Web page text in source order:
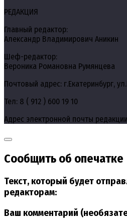
РЕДАКЦИЯ
Главный редактор:
Александр Владимирович Аникин
Шеф-редактор:
Вероника Романовна Румянцева
Почтовый адрес: г.Екатеринбург,
Тел: 8 ( 912 ) 600 19 10
Адрес электронной почты
Сообщить об опечатке
Текст, который будет
редакторам:
Ваш комментарий